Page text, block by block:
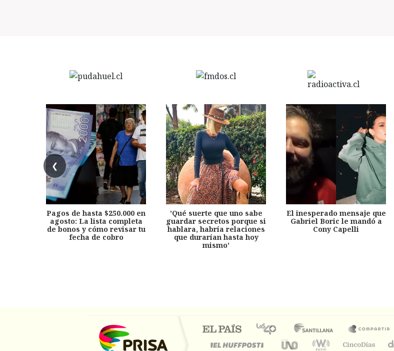
❮
Pagos de hasta $250.000 en
agosto: La lista completa
de bonos y cómo revisar tu
fecha de cobro
'Qué suerte que uno sabe
guardar secretos porque si
hablara, habría relaciones
que durarían hasta hoy
mismo'
El inesperado mensaje que
Gabriel Boric le mandó a
Cony Capelli